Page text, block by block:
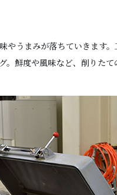
やうまみが落ちていきます
。鮮度や風味など、削りた